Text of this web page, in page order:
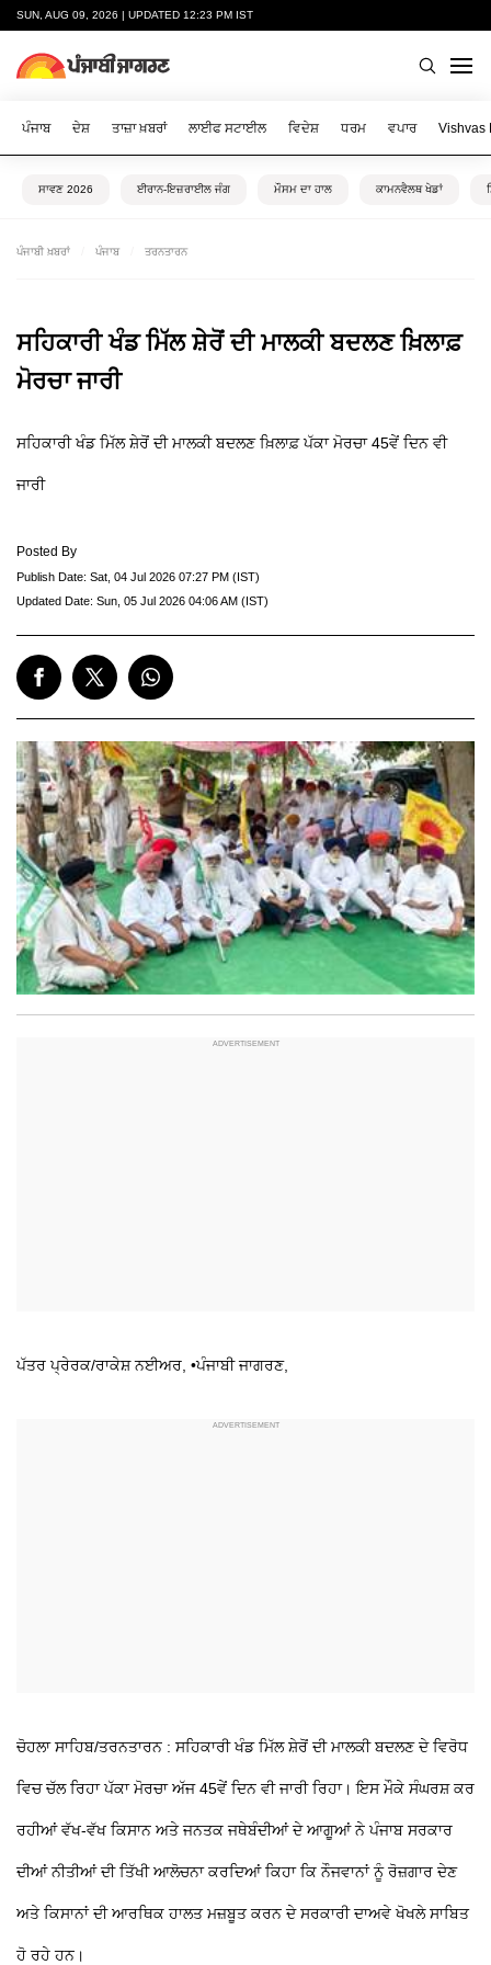
SUN, AUG 09, 2026 | UPDATED 12:23 PM IST
ਪੰਜਾਬ ਦੇਸ਼ ਤਾਜ਼ਾ ਖ਼ਬਰਾਂ ਲਾਈਫ ਸਟਾਈਲ ਵਿਦੇਸ਼ ਧਰਮ ਵਪਾਰ Vishvas
ਸਾਵਣ 2026 ਈਰਾਨ-ਇਜ਼ਰਾਈਲ ਜੰਗ ਮੌਸਮ ਦਾ ਹਾਲ ਕਾਮਨਵੈਲਥ ਖੇਡਾਂ
ਪੰਜਾਬੀ ਖ਼ਬਰਾਂ ਪੰਜਾਬ ਤਰਨਤਾਰਨ
ਸਹਿਕਾਰੀ ਖੰਡ ਮਿੱਲ ਸ਼ੇਰੋਂ ਦੀ ਮਾਲਕੀ ਬਦਲਣ ਖ਼ਿਲਾਫ਼
ਮੋਰਚਾ ਜਾਰੀ
ਸਹਿਕਾਰੀ ਖੰਡ ਮਿੱਲ ਸ਼ੇਰੋਂ ਦੀ ਮਾਲਕੀ ਬਦਲਣ ਖ਼ਿਲਾਫ਼ ਪੱਕਾ ਮੋਰਚਾ 45ਵੇਂ ਦਿਨ ਵੀ
ਜਾਰੀ
Posted By
Publish Date: Sat, 04 Jul 2026 07:27 PM (IST)
Updated Date: Sun, 05 Jul 2026 04:06 AM (IST)
ਪੱਤਰ ਪ੍ਰੇਰਕ/ਰਾਕੇਸ਼ ਨਈਅਰ, •ਪੰਜਾਬੀ ਜਾਗਰਣ,
ਚੋਹਲਾ ਸਾਹਿਬ/ਤਰਨਤਾਰਨ : ਸਹਿਕਾਰੀ ਖੰਡ ਮਿੱਲ ਸ਼ੇਰੋਂ ਦੀ ਮਾਲਕੀ ਬਦਲਣ ਦੇ ਵਿਰੋਧ
ਵਿਚ ਚੱਲ ਰਿਹਾ ਪੱਕਾ ਮੋਰਚਾ ਅੱਜ 45ਵੇਂ ਦਿਨ ਵੀ ਜਾਰੀ ਰਿਹਾ। ਇਸ ਮੌਕੇ ਸੰਘਰਸ਼ ਕਰ
ਰਹੀਆਂ ਵੱਖ-ਵੱਖ ਕਿਸਾਨ ਅਤੇ ਜਨਤਕ ਜਥੇਬੰਦੀਆਂ ਦੇ ਆਗੂਆਂ ਨੇ ਪੰਜਾਬ ਸਰਕਾਰ
ਦੀਆਂ ਨੀਤੀਆਂ ਦੀ ਤਿੱਖੀ ਆਲੋਚਨਾ ਕਰਦਿਆਂ ਕਿਹਾ ਕਿ ਨੌਜਵਾਨਾਂ ਨੂੰ ਰੋਜ਼ਗਾਰ ਦੇਣ
ਅਤੇ ਕਿਸਾਨਾਂ ਦੀ ਆਰਥਿਕ ਹਾਲਤ ਮਜ਼ਬੂਤ ਕਰਨ ਦੇ ਸਰਕਾਰੀ ਦਾਅਵੇ ਖੋਖਲੇ ਸਾਬਿਤ
ਹੋ ਰਹੇ ਹਨ।